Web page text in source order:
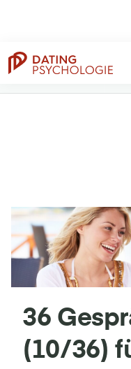
Dating Coach Seit
36
(10/36)